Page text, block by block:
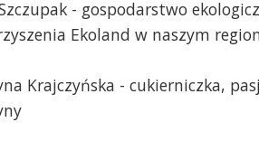
- gospodarstwo
Ekoland w naszym
Krajczyńska - cukierniczka,